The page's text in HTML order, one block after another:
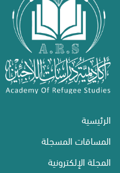
الرئيسية
المساقات المسجلة
المجلة الإلكترونية